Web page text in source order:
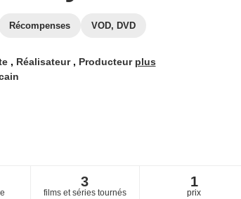
Récompenses VOD, DVD
, Réalisateur , Producteur plus
3
films et séries tournés
1
prix